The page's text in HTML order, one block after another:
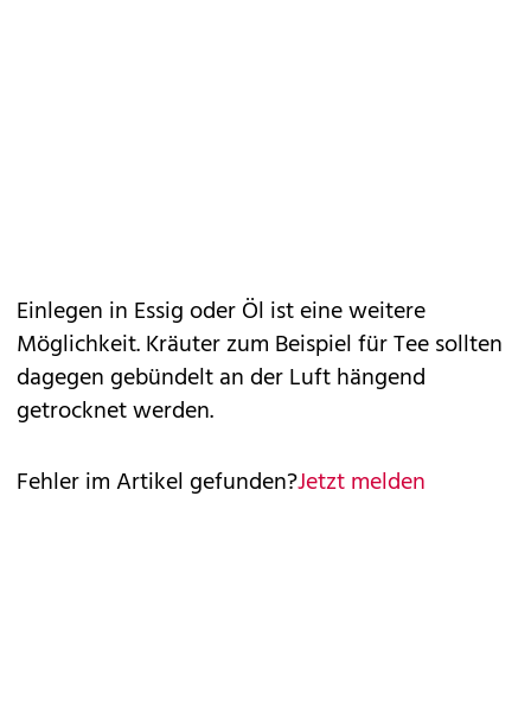
Einlegen in Essig oder Öl ist eine weitere
Möglichkeit. Kräuter zum Beispiel für Tee sollten
dagegen gebündelt an der Luft hängend
getrocknet werden.
Fehler im Artikel gefunden?Jetzt melden